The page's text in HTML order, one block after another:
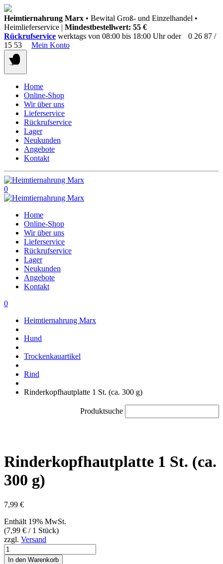
Springen
Sie
zum
Inhalt
Heimtiernahrung Marx • Bewital Groß- und Einzelhandel •
Heimlieferservice | Mindestbestellwert: 55 €
Rückrufservice werktags von 08:00 bis 18:00 Uhr oder
0 26 87 /
15 53
Mein Konto
Home
Online-Shop
Wir über uns
Lieferservice
Rückrufservice
Lager
Neukunden
Angebote
Kontakt
0
Home
Online-Shop
Wir über uns
Lieferservice
Rückrufservice
Lager
Neukunden
Angebote
Kontakt
0
Heimtiernahrung Marx
Hund
Trockenkauartikel
Rind
Rinderkopfhautplatte 1 St. (ca. 300 g)
Produktsuche
Rinderkopfhautplatte 1 St. (ca.
300 g)
7,99 €
Enthält 19% MwSt.
(7,99 € / 1 Stück)
zzgl. Versand
Rinderkopfhautplatte
1 In den Warenkorb